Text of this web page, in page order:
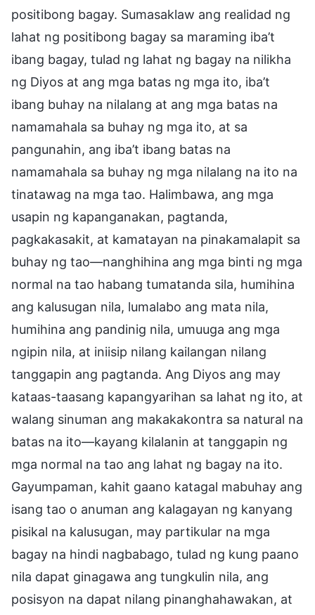
positibong bagay. Sumasaklaw ang realidad ng
lahat ng positibong bagay sa maraming iba’t
ibang bagay, tulad ng lahat ng bagay na nilikha
ng Diyos at ang mga batas ng mga ito, iba’t
ibang buhay na nilalang at ang mga batas na
namamahala sa buhay ng mga ito, at sa
pangunahin, ang iba’t ibang batas na
namamahala sa buhay ng mga nilalang na ito na
tinatawag na mga tao. Halimbawa, ang mga
usapin ng kapanganakan, pagtanda,
pagkakasakit, at kamatayan na pinakamalapit sa
buhay ng tao—nanghihina ang mga binti ng mga
normal na tao habang tumatanda sila, humihina
ang kalusugan nila, lumalabo ang mata nila,
humihina ang pandinig nila, umuuga ang mga
ngipin nila, at iniisip nilang kailangan nilang
tanggapin ang pagtanda. Ang Diyos ang may
kataas-taasang kapangyarihan sa lahat ng ito, at
walang sinuman ang makakakontra sa natural na
batas na ito—kayang kilalanin at tanggapin ng
mga normal na tao ang lahat ng bagay na ito.
Gayumpaman, kahit gaano katagal mabuhay ang
isang tao o anuman ang kalagayan ng kanyang
pisikal na kalusugan, may partikular na mga
bagay na hindi nagbabago, tulad ng kung paano
nila dapat ginagawa ang tungkulin nila, ang
posisyon na dapat nilang pinanghahawakan, at